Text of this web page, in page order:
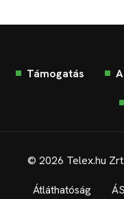
Támogatás
© 2026 Telex.hu Zrt.
Átláthatóság